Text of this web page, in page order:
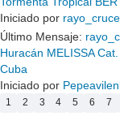
Iniciado por
Último Mensaje:
Huracán MELISSA
Cuba
Iniciado por
1 2 3 4 5 6 7